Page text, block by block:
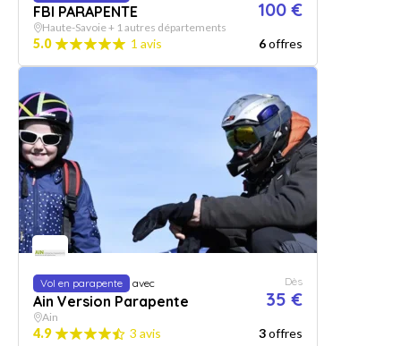
FBI PARAPENTE 100 €
Haute-Savoie + 1 autres départements
5.0 1 avis 6offres
Vol en parapente avec
Ain Version Parapente
Dès
35 €
Ain
4.9 3 avis 3offres